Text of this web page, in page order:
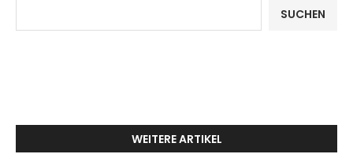
SUCHEN
WEITERE ARTIKEL